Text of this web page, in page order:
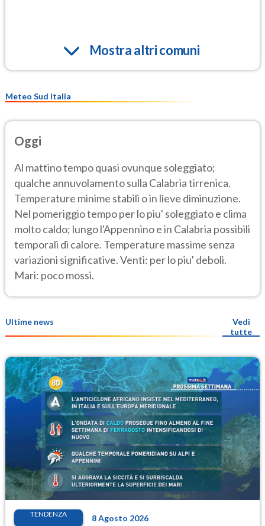
Mostra altri comuni
Meteo Sud Italia
Oggi
Al mattino tempo quasi ovunque soleggiato;
qualche annuvolamento sulla Calabria tirrenica.
Temperature minime stabili o in lieve diminuzione.
Nel pomeriggio tempo per lo piu' soleggiato e clima
molto caldo; lungo l'Appennino e in Calabria possibili
temporali di calore. Temperature massime senza
variazioni significative. Venti: per lo piu' deboli.
Mari: poco mossi.
Ultime news
Vedi
tutte
TENDENZA 8 Agosto 2026